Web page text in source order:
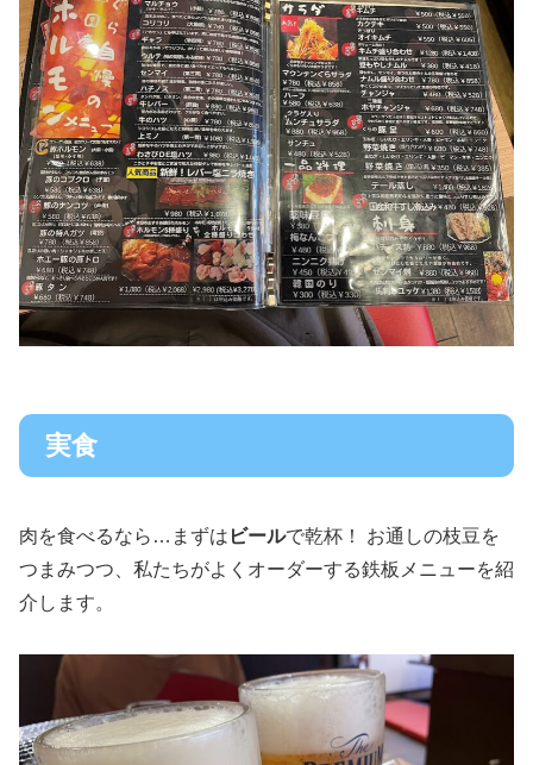
実食
肉を食べるなら…まずは ビールで乾杯！ お通しの枝豆を
つまみつつ、私たちがよくオーダーする鉄板メニューを紹
介します。